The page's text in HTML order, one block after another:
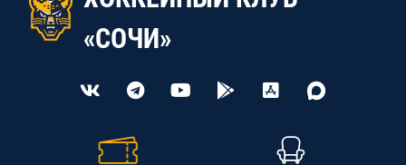
«СОЧИ»